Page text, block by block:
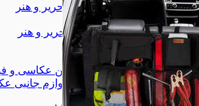
دسته بندی های کتاب، لوازم التحریر و هنر
التحریر و هنر کتاب، لوازم التحریر و هنر
شاخه‌ی جدید
عکاسی و فیلم برداری
دوربین عکاسی و
جانبی عکاسی و فیلمبرداری
لوازم جانبی
موبایل